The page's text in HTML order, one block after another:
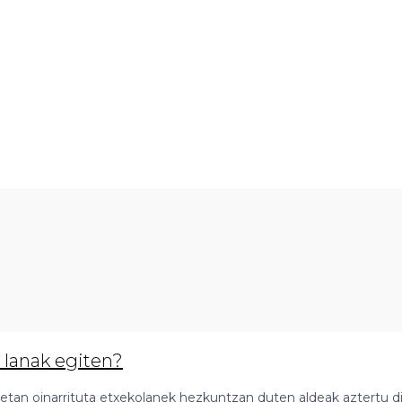
egiten?
oinarrituta etxekolanek hezkuntzan duten aldeak aztertu